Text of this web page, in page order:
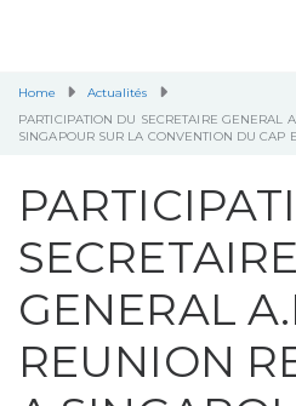
Home
Actualités
PARTICIPATION DU SECRETAIRE GENERAL
SINGAPOUR SUR LA CONVENTION DU CAP
SECRETAIRE
GENERAL
REUNION